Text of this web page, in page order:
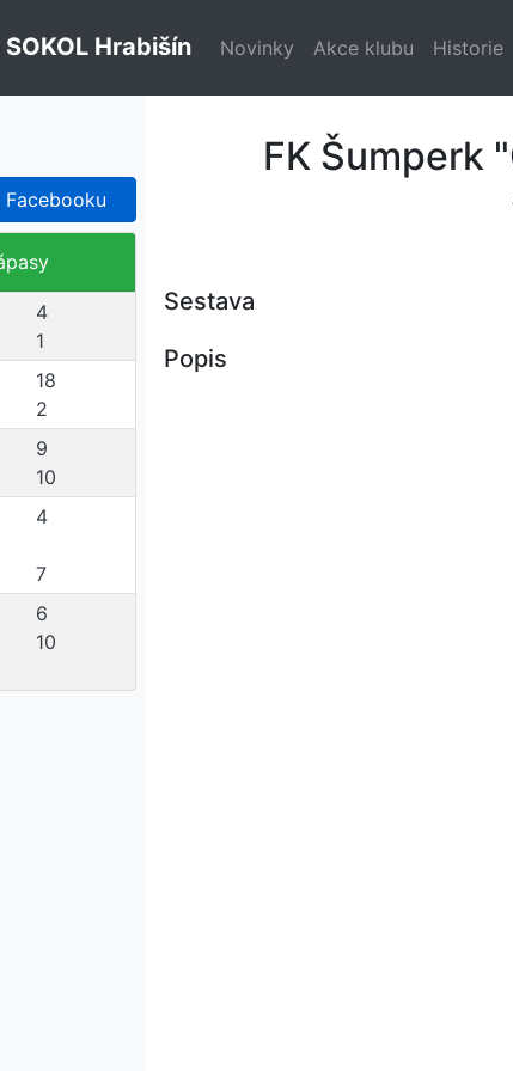
SOKOL Hrabišín Novinky Akce klubu Historie
Facebooku
4
1
18
2
9
10
4
7
6
10
FK Šumperk
Sestava
Popis